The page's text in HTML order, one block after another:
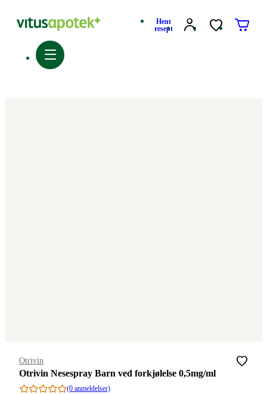
Hent
resept
Merke:
Otrivin
Otrivin Nesespray Barn ved forkjølelse 0,5mg/ml
(0 anmeldelser)